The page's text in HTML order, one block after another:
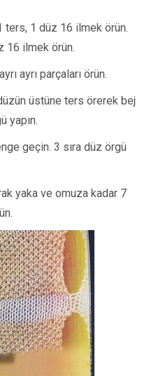
1 düz 16 ilmek örün.
16 ilmek örün.
ayrı parçaları örün.
üstüne ters örerek bej
yapın.
geçin. 3 sıra düz örgü
yaka ve omuza kadar 7